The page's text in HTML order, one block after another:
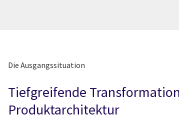
Die Ausgangssituation
Tiefgreifende
Produktarchitektur